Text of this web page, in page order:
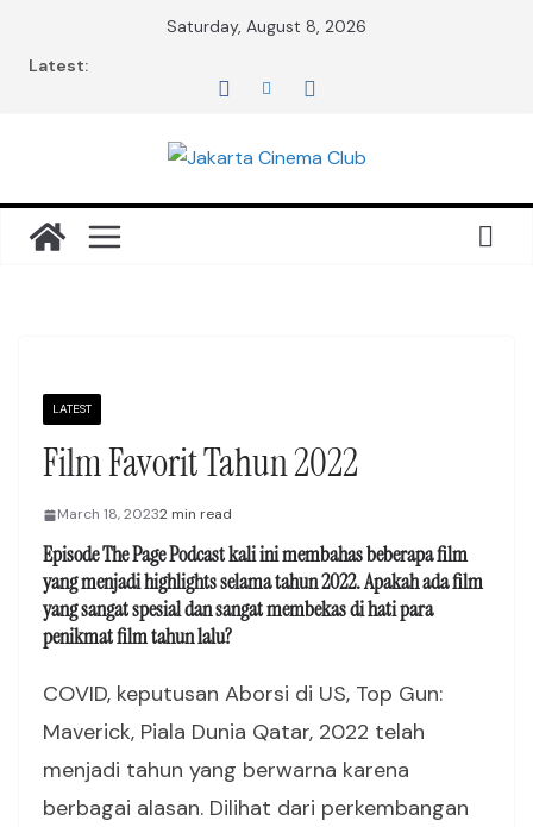
Saturday, August 8, 2026
Latest:
LATEST
Film Favorit Tahun 2022
March 18, 20232 min read
Episode The Page Podcast kali ini membahas beberapa film
yang menjadi highlights selama tahun 2022. Apakah ada film
yang sangat spesial dan sangat membekas di hati para
penikmat film tahun lalu?
COVID, keputusan Aborsi di US, Top Gun:
Maverick, Piala Dunia Qatar, 2022 telah
menjadi tahun yang berwarna karena
berbagai alasan. Dilihat dari perkembangan